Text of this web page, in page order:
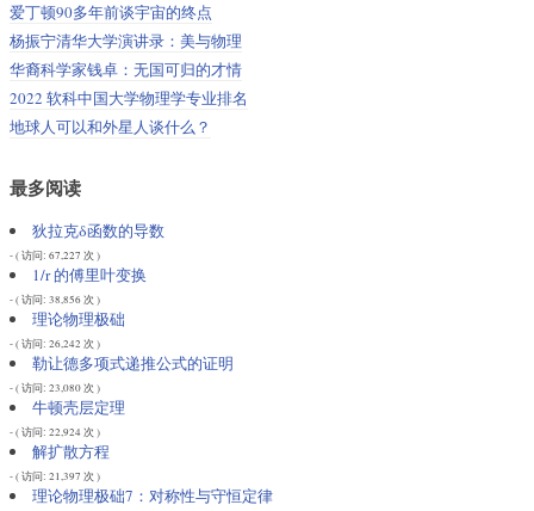
爱丁顿90多年前谈宇宙的终点
杨振宁清华大学演讲录：美与物理
华裔科学家钱卓：无国可归的才情
2022 软科中国大学物理学专业排名
地球人可以和外星人谈什么？
最多阅读
狄拉克δ函数的导数
- ( 访问: 67,227 次 )
1/r 的傅里叶变换
- ( 访问: 38,856 次 )
理论物理极础
- ( 访问: 26,242 次 )
勒让德多项式递推公式的证明
- ( 访问: 23,080 次 )
牛顿壳层定理
- ( 访问: 22,924 次 )
解扩散方程
- ( 访问: 21,397 次 )
理论物理极础7：对称性与守恒定律